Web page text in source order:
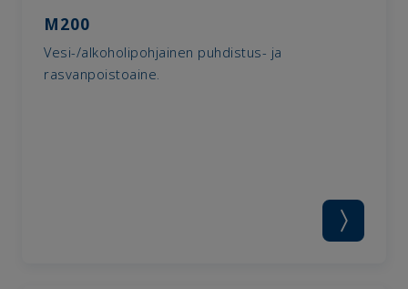
M200
Vesi-/alkoholipohjainen puhdistus- ja
rasvanpoistoaine.